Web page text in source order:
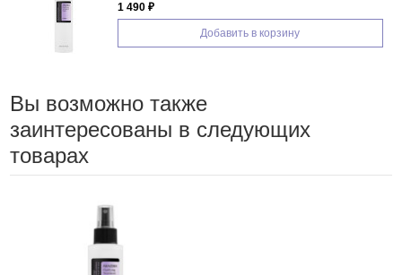
1 490 ₽
Добавить в корзину
Вы возможно также
заинтересованы в следующих
товарах